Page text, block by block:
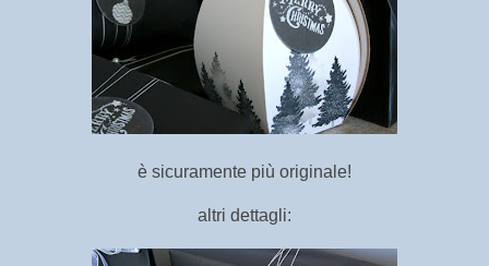
è sicuramente più originale!
altri dettagli: